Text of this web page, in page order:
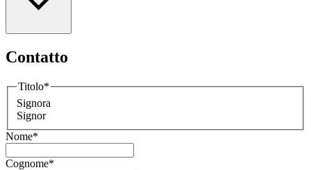
Contatto
Titolo*
Signora
Signor
Nome*
Cognome*